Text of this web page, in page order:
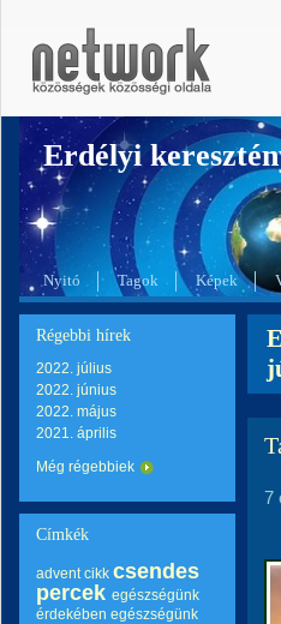
Erdélyi
Nyitó Tagok Képek
Régebbi hírek
2022. július
2022. június
2022. május
2021. április
Még régebbiek
Címkék
advent cikk csendes
percek egészségünk
érdekében egészségünk
7